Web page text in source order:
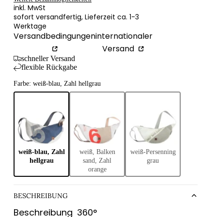
Bags
& Pouches
Taschen
Taschen
inkl. MwSt
sofort versandfertig, Lieferzeit ca. 1-3
Werktage
Versandbedingungeninternationaler
Versand
schneller Versand
flexible Rückgabe
Farbe: weiß-blau, Zahl hellgrau
weiß-blau, Zahl
hellgrau
weiß, Balken
sand, Zahl
orange
weiß-Persenning
grau
BESCHREIBUNG
Beschreibung 360°